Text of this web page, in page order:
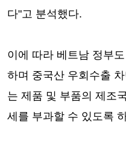
다"고 분석했다.
이에 따라 베트남 정부
하며 중국산 우회수출
는 제품 및 부품의 제조
세를 부과할 수 있도록